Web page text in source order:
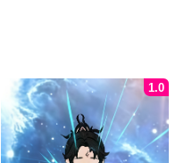
1.0